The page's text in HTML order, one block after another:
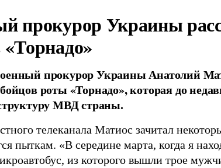
прокурор Украины
прокурор Украины Анатолий
роты «Торнадо», которая до
МВД страны.
телеканала Матиос зачитал
пыткам. «В середине марта, когда я
из которого вышли трое